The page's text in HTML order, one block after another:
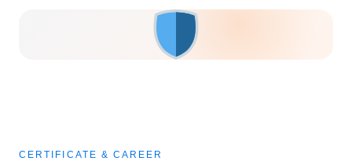
CERTIFICATE & CAREER